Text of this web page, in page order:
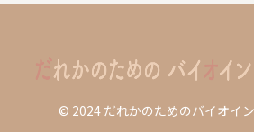
© 2024 だれかのためのバイオイ